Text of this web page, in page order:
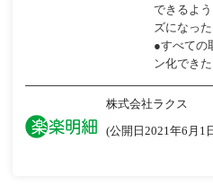
できるよ
ズになった
●すべての
ン化できた
株式会社ラクス
(公開日2021年6月1